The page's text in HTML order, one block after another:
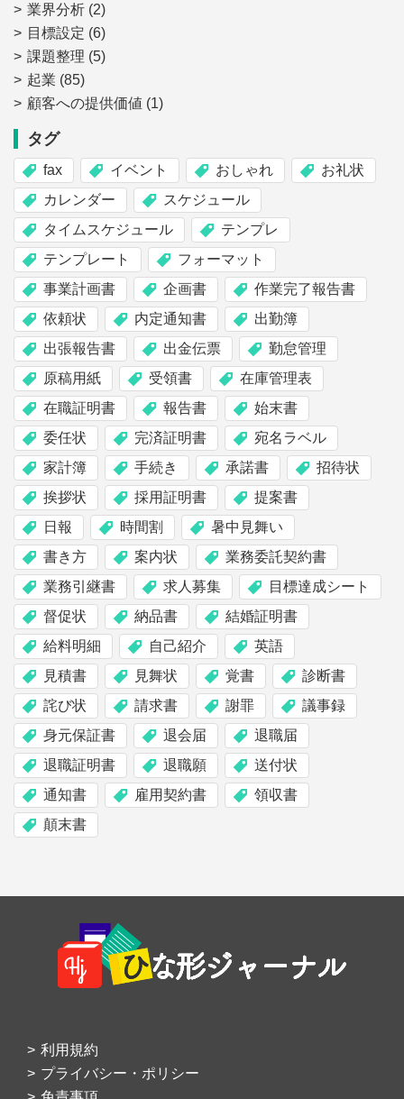
業界分析 (2)
目標設定 (6)
課題整理 (5)
起業 (85)
顧客への提供価値 (1)
タグ
fax イベント おしゃれ
お礼状
カレンダー
スケジュール
タイムスケジュール
テンプレ
テンプレート
フォーマット
事業計画書
企画書
作業完了報告書
依頼状
内定通知書
出勤簿
出張報告書
出金伝票
勤怠管理
原稿用紙
受領書
在庫管理表
在職証明書
報告書
始末書
委任状
完済証明書
宛名ラベル
家計簿
手続き 承諾書
招待状
挨拶状
採用証明書
提案書
日報
時間割
暑中見舞い
書き方
案内状
業務委託契約書
業務引継書
求人募集
目標達成シート
督促状
納品書
結婚証明書
給料明細
自己紹介
英語
見積書
見舞状 覚書
診断書
詫び状
請求書 謝罪
議事録
身元保証書
退会届
退職届
退職証明書
退職願
送付状
通知書
雇用契約書
領収書
顛末書
Footer
利用規約
プライバシー・ポリシー